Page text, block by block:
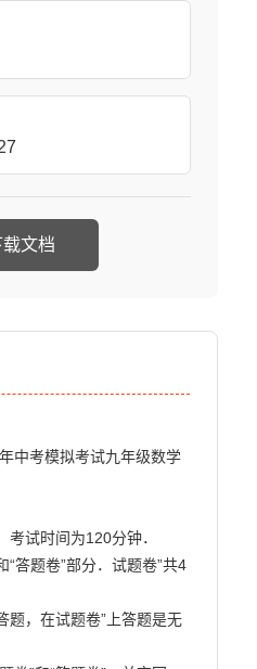
载文档
试时间为120分钟．
“答题卷”部分．试题卷”共4
题，在试题卷”上答题是无